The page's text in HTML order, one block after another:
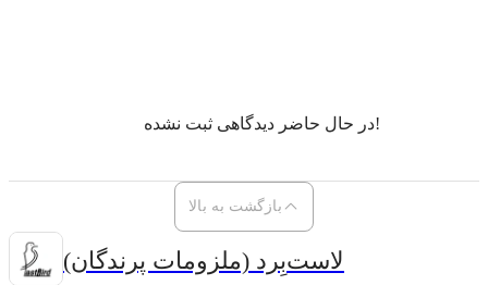
در حال حاضر دیدگاهی ثبت نشده!
لاست‌بِرد (ملزومات پرندگان)
بازگشت به بالا